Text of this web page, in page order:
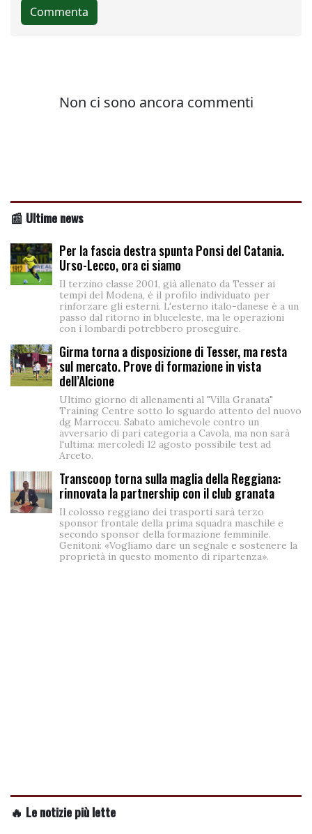
📰 Ultime news
Per la fascia destra spunta Ponsi del Catania.
Urso-Lecco, ora ci siamo
Il terzino classe 2001, già allenato da Tesser ai
tempi del Modena, è il profilo individuato per
rinforzare gli esterni. L'esterno italo-danese è a un
passo dal ritorno in bluceleste, ma le operazioni
con i lombardi potrebbero proseguire.
Girma torna a disposizione di Tesser, ma resta
sul mercato. Prove di formazione in vista
dell’Alcione
Ultimo giorno di allenamenti al "Villa Granata"
Training Centre sotto lo sguardo attento del nuovo
dg Marroccu. Sabato amichevole contro un
avversario di pari categoria a Cavola, ma non sarà
l'ultima: mercoledì 12 agosto possibile test ad
Arceto.
Transcoop torna sulla maglia della Reggiana:
rinnovata la partnership con il club granata
Il colosso reggiano dei trasporti sarà terzo
sponsor frontale della prima squadra maschile e
secondo sponsor della formazione femminile.
Genitoni: «Vogliamo dare un segnale e sostenere la
proprietà in questo momento di ripartenza».
🔥 Le notizie più lette